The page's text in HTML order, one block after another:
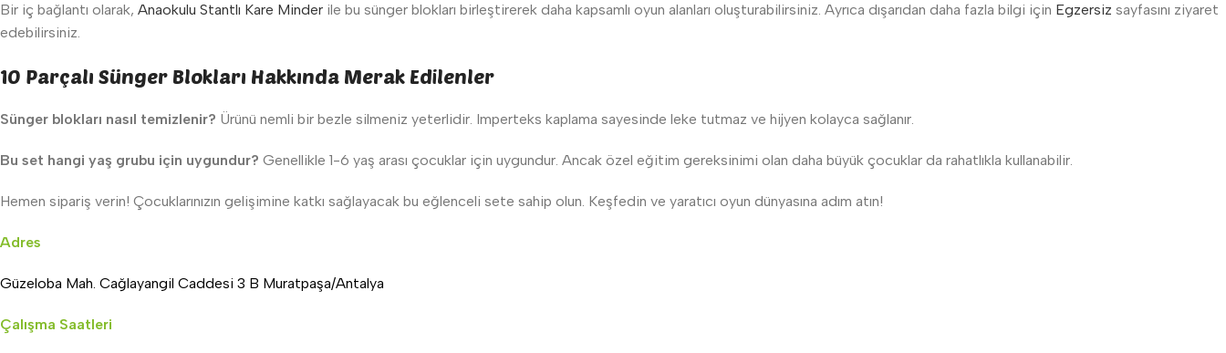
Bir iç bağlantı olarak, Anaokulu Stantlı Kare Minder ile bu sünger blokları birleştirerek daha kapsamlı oyun alanları oluşturabilirsiniz. Ayrıca dışarıdan daha fazla bilgi için Egzersiz sayfasını ziyaret
edebilirsiniz.
10 Parçalı Sünger Blokları Hakkında Merak Edilenler
Sünger blokları nasıl temizlenir? Ürünü nemli bir bezle silmeniz yeterlidir. Imperteks kaplama sayesinde leke tutmaz ve hijyen kolayca sağlanır.
Bu set hangi yaş grubu için uygundur? Genellikle 1-6 yaş arası çocuklar için uygundur. Ancak özel eğitim gereksinimi olan daha büyük çocuklar da rahatlıkla kullanabilir.
Hemen sipariş verin! Çocuklarınızın gelişimine katkı sağlayacak bu eğlenceli sete sahip olun. Keşfedin ve yaratıcı oyun dünyasına adım atın!
Adres
Güzeloba Mah. Cağlayangil Caddesi 3 B Muratpaşa/Antalya
Çalışma Saatleri